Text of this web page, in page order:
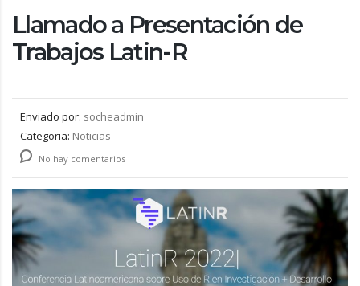
Llamado a Presentación de
Trabajos Latin-R
Enviado por: socheadmin
Categoria: Noticias
No hay comentarios